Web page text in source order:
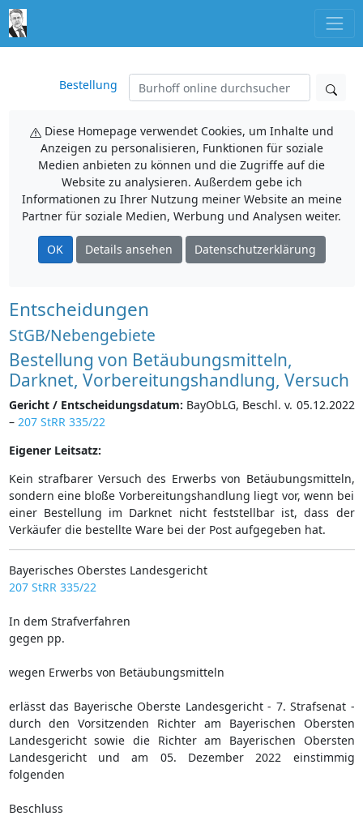
Bestellung
Diese Homepage verwendet Cookies, um Inhalte und
Anzeigen zu personalisieren, Funktionen für soziale
Medien anbieten zu können und die Zugriffe auf die
Website zu analysieren. Außerdem gebe ich
Informationen zu Ihrer Nutzung meiner Website an meine
Partner für soziale Medien, Werbung und Analysen weiter.
OK Details ansehen Datenschutzerklärung
Entscheidungen
StGB/Nebengebiete
Bestellung von Betäubungsmitteln,
Darknet, Vorbereitungshandlung, Versuch
Gericht / Entscheidungsdatum: BayObLG, Beschl. v. 05.12.2022
– 207 StRR 335/22
Eigener Leitsatz:
Kein strafbarer Versuch des Erwerbs von Betäubungsmitteln,
sondern eine bloße Vorbereitungshandlung liegt vor, wenn bei
einer Bestellung im Darknet nicht feststellbar ist, dass der
Verkäufer die bestellte Ware bei der Post aufgegeben hat.
Bayerisches Oberstes Landesgericht
207 StRR 335/22
In dem Strafverfahren
gegen pp.
wegen Erwerbs von Betäubungsmitteln
erlässt das Bayerische Oberste Landesgericht - 7. Strafsenat -
durch den Vorsitzenden Richter am Bayerischen Obersten
Landesgericht sowie die Richter am Bayerischen Obersten
Landesgericht und am 05. Dezember 2022 einstimmig
folgenden
Beschluss